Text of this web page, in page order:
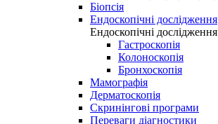
Біопсія
Ендоскопічні дослідження
Ендоскопічні дослідження
Гастроскопія
Колоноскопія
Бронхоскопія
Мамографія
Дерматоскопія
Скринінгові програми
Переваги діагностики